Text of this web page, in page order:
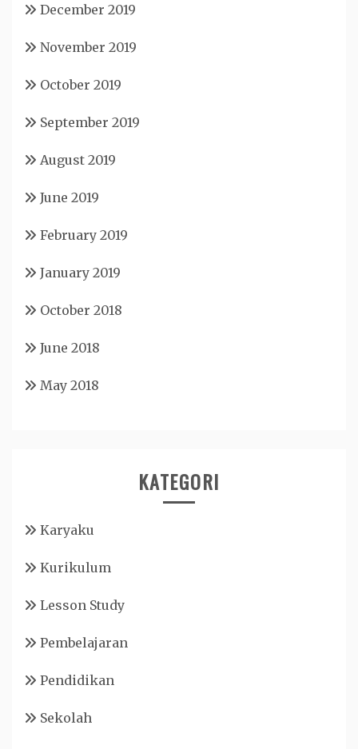
December 2019
November 2019
October 2019
September 2019
August 2019
June 2019
February 2019
January 2019
October 2018
June 2018
May 2018
KATEGORI
Karyaku
Kurikulum
Lesson Study
Pembelajaran
Pendidikan
Sekolah